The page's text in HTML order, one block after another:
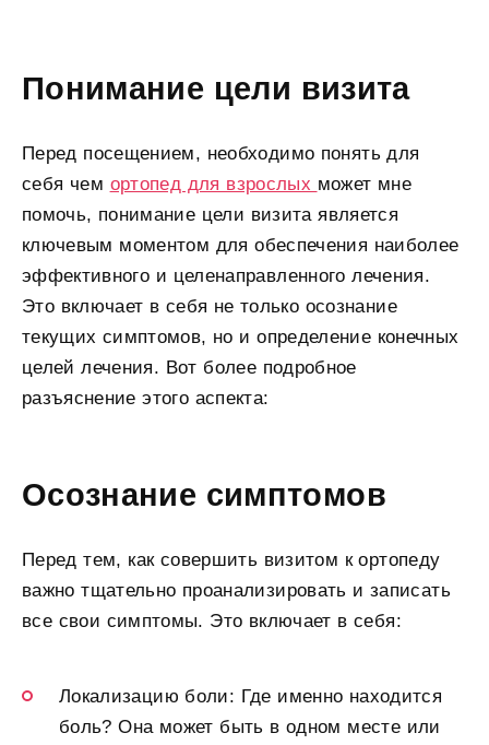
Понимание цели визита
Перед посещением, необходимо понять для
себя чем ортопед для взрослых может мне
помочь, понимание цели визита является
ключевым моментом для обеспечения наиболее
эффективного и целенаправленного лечения.
Это включает в себя не только осознание
текущих симптомов, но и определение конечных
целей лечения. Вот более подробное
разъяснение этого аспекта:
Осознание симптомов
Перед тем, как совершить визитом к ортопеду
важно тщательно проанализировать и записать
все свои симптомы. Это включает в себя:
Локализацию боли: Где именно находится
боль? Она может быть в одном месте или